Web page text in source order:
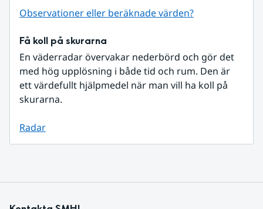
Observationer eller beräknade värden?
Få koll på skurarna
En väderradar övervakar nederbörd och gör det
med hög upplösning i både tid och rum. Den är
ett värdefullt hjälpmedel när man vill ha koll på
skurarna.
Radar